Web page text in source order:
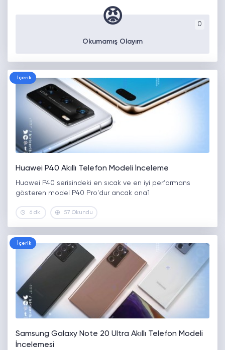
0
😡
Okumamış Olayım
İçerik
Huawei P40 Akıllı Telefon Modeli İnceleme
Huawei P40 serisindeki en sıcak ve en iyi performans
gösteren model P40 Pro'dur ancak ona1
6 dk. 57 Okundu
İçerik
Samsung Galaxy Note 20 Ultra Akıllı Telefon Modeli
İncelemesi